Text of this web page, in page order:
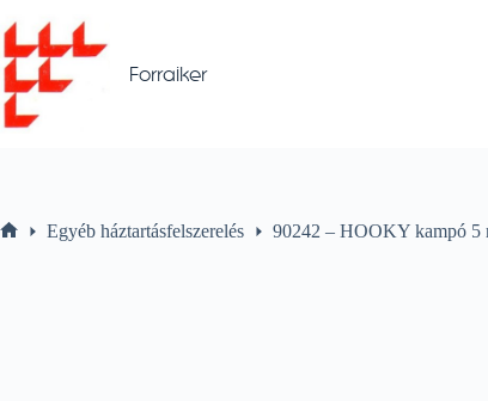
to
content
Forraiker
Egyéb háztartásfelszerelés 90242 – HOOKY kampó 5